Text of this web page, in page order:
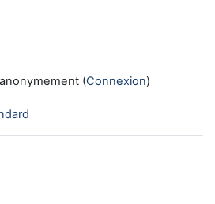
(Connexion)